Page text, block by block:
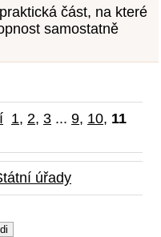
část, na které
samostatně
1, 2, 3 ... 9, 10, 11
úřady